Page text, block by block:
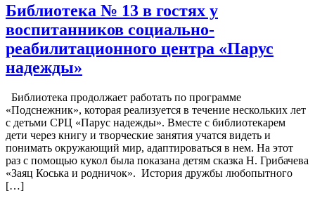
Библиотека № 13 в гостях у
воспитанников социально-
реабилитационного центра «Парус
надежды»
Библиотека продолжает работать по программе
«Подснежник», которая реализуется в течение нескольких лет
с детьми СРЦ «Парус надежды». Вместе с библиотекарем
дети через книгу и творческие занятия учатся видеть и
понимать окружающий мир, адаптироваться в нем. На этот
раз с помощью кукол была показана детям сказка Н. Грибачева
«Заяц Коська и родничок». История дружбы любопытного
[…]